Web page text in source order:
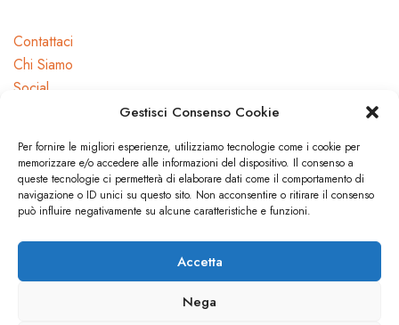
Gestisci Consenso Cookie
Per fornire le migliori esperienze, utilizziamo tecnologie come i cookie per
memorizzare e/o accedere alle informazioni del dispositivo. Il consenso a
queste tecnologie ci permetterà di elaborare dati come il comportamento di
navigazione o ID unici su questo sito. Non acconsentire o ritirare il consenso
può influire negativamente su alcune caratteristiche e funzioni.
Accetta
Nega
Contattaci
Chi Siamo
Social
Dicono di noi
Press